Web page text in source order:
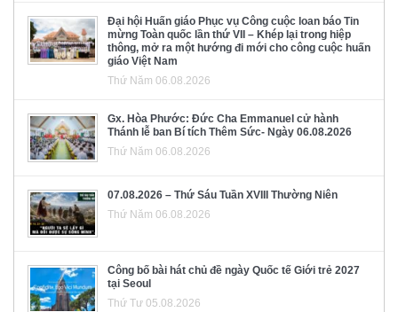
Đại hội Huấn giáo Phục vụ Công cuộc loan báo Tin
mừng Toàn quốc lần thứ VII – Khép lại trong hiệp
thông, mở ra một hướng đi mới cho công cuộc huấn
giáo Việt Nam
Thứ Năm 06.08.2026
Gx. Hòa Phước: Đức Cha Emmanuel cử hành
Thánh lễ ban Bí tích Thêm Sức- Ngày 06.08.2026
Thứ Năm 06.08.2026
07.08.2026 – Thứ Sáu Tuần XVIII Thường Niên
Thứ Năm 06.08.2026
Công bố bài hát chủ đề ngày Quốc tế Giới trẻ 2027
tại Seoul
Thứ Tư 05.08.2026